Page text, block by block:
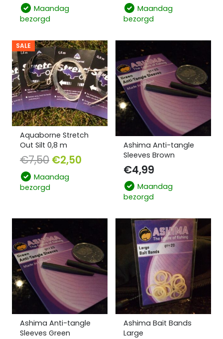
Maandag
bezorgd
Maandag
bezorgd
SALE
Aquaborne Stretch
Out Silt 0,8 m
€7,50 €2,50
Maandag
bezorgd
Ashima Anti-tangle
Sleeves Brown
€4,99
Maandag
bezorgd
Ashima Anti-tangle
Sleeves Green
Ashima Bait Bands
Large